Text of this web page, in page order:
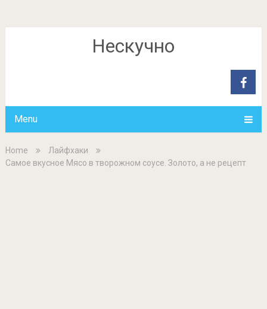
Нескучно
Menu
Home
Лайфхаки
Самое вкусное Мясо в творожном соусе. Золото, а не рецепт